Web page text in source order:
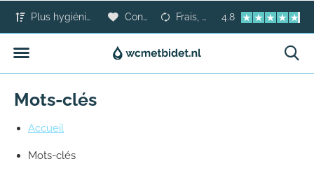
Plus hygiénique que le papier toilette Confort pour tous Frais, sûr et moderne 4.8
Mots-clés
Accueil
Mots-clés